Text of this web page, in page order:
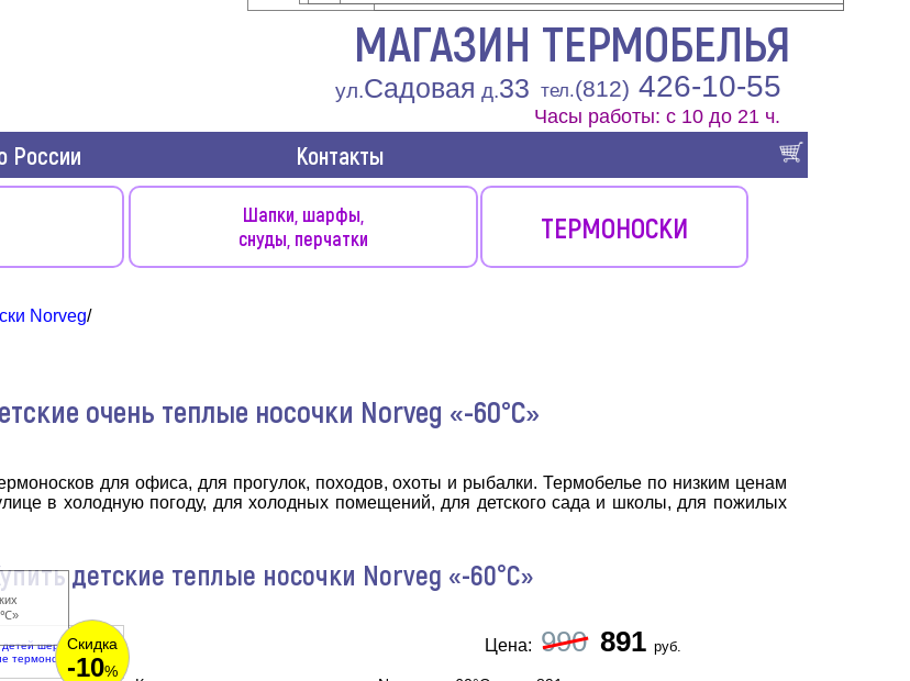
МАГАЗИН ТЕРМОБЕЛЬЯ
тел.(812) 426-10-55
ул.Садовая д.33
Часы работы: с 10 до 21 ч.
России Контакты
Шапки, шарфы,
снуды, перчатки
ТЕРМОНОСКИ
Norveg/
очень теплые носочки Norveg «-60°С»
для офиса, для прогулок, походов, охоты и рыбалки. Термобелье по низким ценам
в холодную погоду, для холодных помещений, для детского сада и школы, для пожилых
детские теплые носочки Norveg «-60°C»
Скидка
-10%
Цена: 990 891 руб.